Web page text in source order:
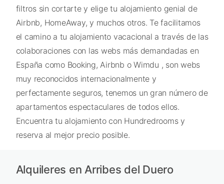
filtros sin cortarte y elige tu alojamiento genial de
Airbnb, HomeAway, y muchos otros. Te facilitamos
el camino a tu alojamiento vacacional a través de las
colaboraciones con las webs más demandadas en
España como Booking, Airbnb o Wimdu , son webs
muy reconocidos internacionalmente y
perfectamente seguros, tenemos un gran número de
apartamentos espectaculares de todos ellos.
Encuentra tu alojamiento con Hundredrooms y
reserva al mejor precio posible.
Alquileres en Arribes del Duero